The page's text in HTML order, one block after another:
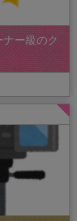
ー級のク